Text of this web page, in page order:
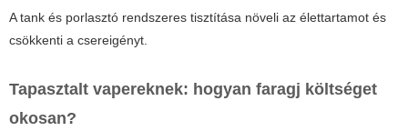
A tank és porlasztó rendszeres tisztítása növeli az élettartamot és
csökkenti a csereigényt.
Tapasztalt vapereknek: hogyan faragj költséget
okosan?